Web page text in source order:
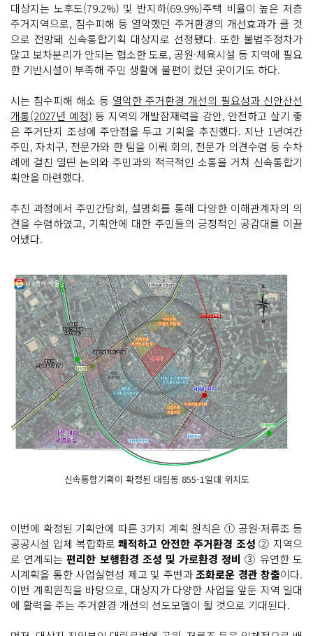
대상지는 노후도(79.2%) 및 반지하(69.9%)주택 비율이 높은 저층
주거지역으로, 침수피해 등 열악했던 주거환경의 개선효과가 클 것
으로 전망돼 신속통합기획 대상지로 선정됐다. 또한 불법주정차가
많고 보차분리가 안되는 협소한 도로, 공원·체육시설 등 지역에 필요
한 기반시설이 부족해 주민 생활에 불편이 컸던 곳이기도 하다.
시는 침수피해 해소 등 열악한 주거환경 개선의 필요성과 신안산선
개통(2027년 예정) 등 지역의 개발잠재력을 감안, 안전하고 살기 좋
은 주거단지 조성에 주안점을 두고 기획을 추진했다. 지난 1년여간
주민, 자치구, 전문가와 한 팀을 이뤄 회의, 전문가 의견수렴 등 수차
례에 걸친 열띤 논의와 주민과의 적극적인 소통을 거쳐 신속통합기
획안을 마련했다.
추진 과정에서 주민간담회, 설명회를 통해 다양한 이해관계자의 의
견을 수렴하였고, 기획안에 대한 주민들의 긍정적인 공감대를 이끌
어냈다.
신속통합기획이 확정된 대림동 855-1일대 위치도
이번에 확정된 기획안에 따른 3가지 계획 원칙은 ① 공원·저류조 등
공공시설 입체 복합화로쾌적하고 안전한 주거환경 조성 ② 지역으
로 연계되는편리한 보행환경 조성 및 가로환경 정비 ③ 유연한 도
시계획을 통한 사업실현성 제고 및 주변과조화로운 경관 창출이다.
이번 계획원칙을 바탕으로, 대상지가 다양한 사업을 앞둔 지역 일대
에 활력을 주는 주거환경 개선의 선도모델이 될 것으로 기대된다.